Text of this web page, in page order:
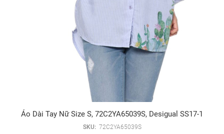
Áo Dài Tay Nữ Size S, 72C2YA65039S, Desigual SS17-1
SKU: 72C2YA65039S